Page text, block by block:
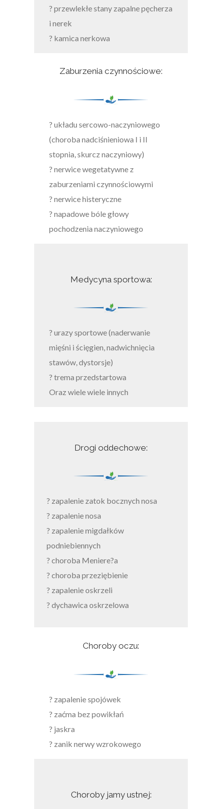
? przewlekłe stany zapalne pęcherza
i nerek
? kamica nerkowa
Zaburzenia czynnościowe:
? układu sercowo-naczyniowego
(choroba nadciśnieniowa I i II
stopnia, skurcz naczyniowy)
? nerwice wegetatywne z
zaburzeniami czynnościowymi
? nerwice histeryczne
? napadowe bóle głowy
pochodzenia naczyniowego
Medycyna sportowa:
? urazy sportowe (naderwanie
mięśni i ścięgien, nadwichnięcia
stawów, dystorsje)
? trema przedstartowa
Oraz wiele wiele innych
Drogi oddechowe:
? zapalenie zatok bocznych nosa
? zapalenie nosa
? zapalenie migdałków
podniebiennych
? choroba Meniere?a
? choroba przeziębienie
? zapalenie oskrzeli
? dychawica oskrzelowa
Choroby oczu:
? zapalenie spojówek
? zaćma bez powikłań
? jaskra
? zanik nerwy wzrokowego
Choroby jamy ustnej: